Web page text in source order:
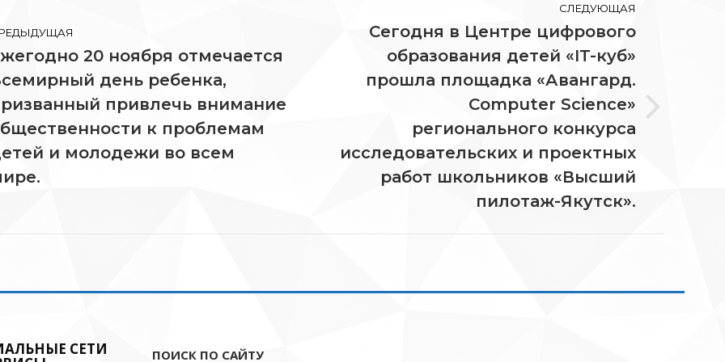
20 ноября отмечается
день ребенка,
привлечь внимание
к проблемам
и молодежи во всем
СЛЕДУЮЩАЯ
Сегодня в Центре цифрового
образования детей «IT-куб»
прошла площадка «Авангард.
Computer Science»
регионального конкурса
исследовательских и проектных
работ школьников «Высший
пилотаж-Якутск».
СЕТИ ПОИСК ПО САЙТУ